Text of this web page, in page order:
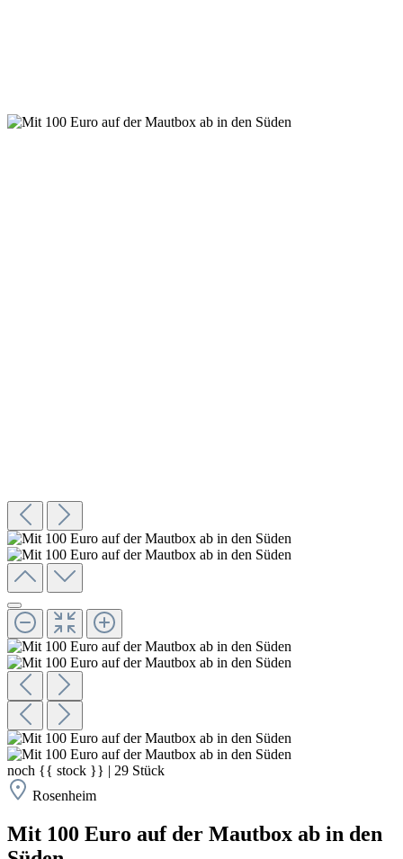
noch {{ stock }} | 29 Stück
Rosenheim
Mit 100 Euro auf der Mautbox ab in den